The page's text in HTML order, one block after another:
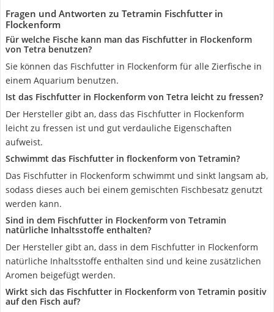
Fragen und Antworten zu Tetramin Fischfutter in
Flockenform
Für welche Fische kann man das Fischfutter in Flockenform
von Tetra benutzen?
Sie können das Fischfutter in Flockenform für alle Zierfische in
einem Aquarium benutzen.
Ist das Fischfutter in Flockenform von Tetra leicht zu fressen?
Der Hersteller gibt an, dass das Fischfutter in Flockenform
leicht zu fressen ist und gut verdauliche Eigenschaften
aufweist.
Schwimmt das Fischfutter in flockenform von Tetramin?
Das Fischfutter in Flockenform schwimmt und sinkt langsam ab,
sodass dieses auch bei einem gemischten Fischbesatz genutzt
werden kann.
Sind in dem Fischfutter in Flockenform von Tetramin
natürliche Inhaltsstoffe enthalten?
Der Hersteller gibt an, dass in dem Fischfutter in Flockenform
natürliche Inhaltsstoffe enthalten sind und keine zusätzlichen
Aromen beigefügt werden.
Wirkt sich das Fischfutter in Flockenform von Tetramin positiv
auf den Fisch auf?